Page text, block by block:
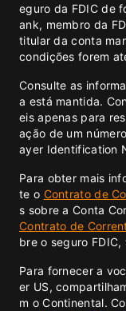
eguro da FDIC de
ank, membro da
titular da conta
condições forem
Consulte as
a está mantida.
eis apenas para
ação de um
ayer Identification
Para obter mais
te o Contrato de
s sobre a Conta
Contrato de
bre o seguro FDIC,
Para fornecer a
er US,
m o Continental.